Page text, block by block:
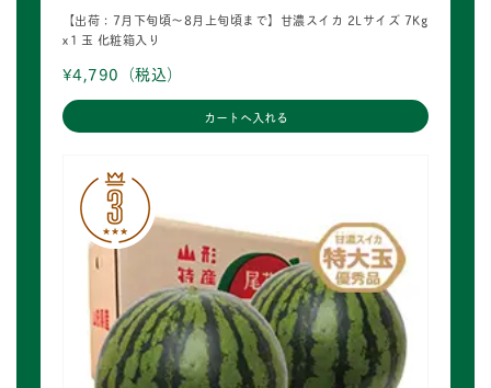
【出荷：7月下旬頃～8月上旬頃まで】甘濃スイカ 2Lサイズ 7Kg
x１玉 化粧箱入り
¥4,790 （税込）